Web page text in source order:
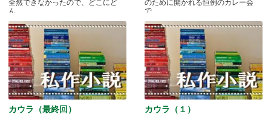
全然できなかったので、どこにど
ん.....
のために開かれる恒例のカレー会
で.....
カウラ（最終回） カウラ（１）